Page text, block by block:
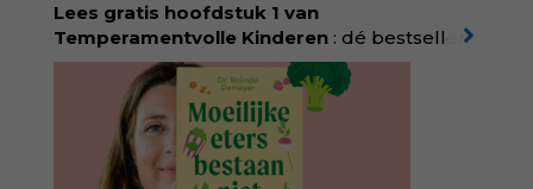
Lees gratis hoofdstuk 1 van
Temperamentvolle Kinderen : dé bestseller
van pedagoog Eva Bronsveld. In het boek
Temperamentvolle kinderen vind je 25 jaar
aan kennis en ervaring. Met ruim 50.000
verkochte exemplaren met recht een
bestseller, waarmee Eva veel gezinnen heeft